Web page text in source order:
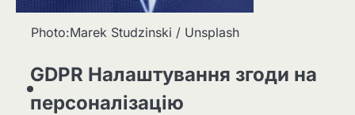
Photo:Marek Studzinski / Unsplash
GDPR Налаштування згоди на
персоналізацію